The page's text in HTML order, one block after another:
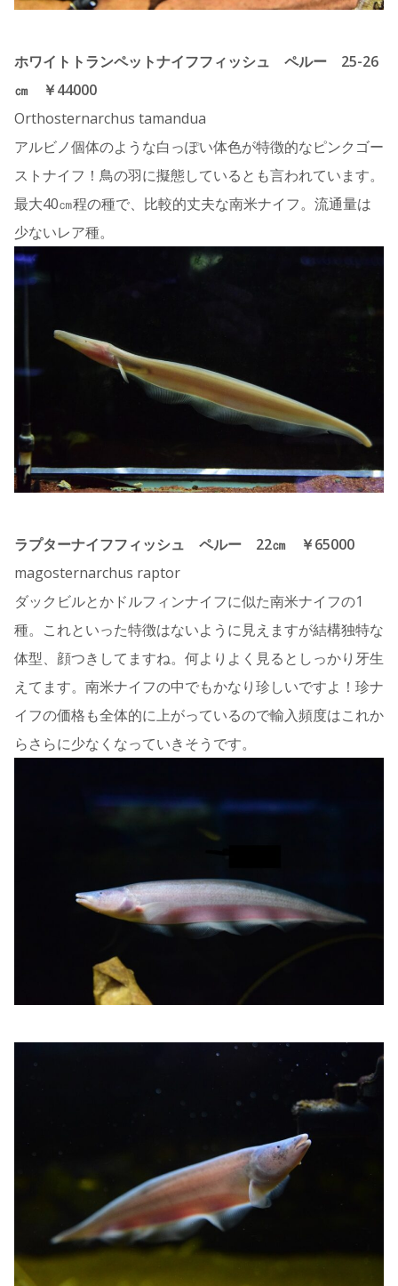
ホワイトトランペットナイフフィッシュ ペルー 25-26
㎝ ￥44000
Orthosternarchus tamandua
アルビノ個体のような白っぽい体色が特徴的なピンクゴー
ストナイフ！鳥の羽に擬態しているとも言われています。
最大40㎝程の種で、比較的丈夫な南米ナイフ。流通量は
少ないレア種。
ラプターナイフフィッシュ ペルー 22㎝ ￥65000
magosternarchus raptor
ダックビルとかドルフィンナイフに似た南米ナイフの1
種。これといった特徴はないように見えますが結構独特な
体型、顔つきしてますね。何よりよく見るとしっかり牙生
えてます。南米ナイフの中でもかなり珍しいですよ！珍ナ
イフの価格も全体的に上がっているので輸入頻度はこれか
らさらに少なくなっていきそうです。